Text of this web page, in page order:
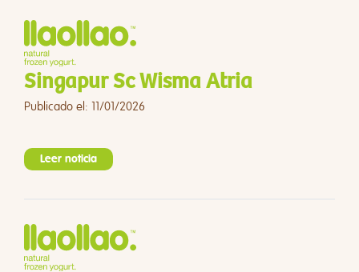
Singapur Sc Wisma Atria
Publicado el: 11/01/2026
Leer noticia